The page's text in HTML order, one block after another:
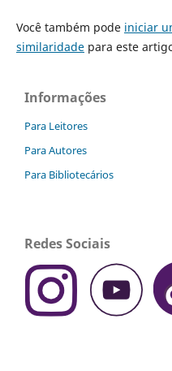
Você também pode iniciar
similaridadepara este
Informações
Para Leitores
Para Autores
Para Bibliotecários
Redes Sociais